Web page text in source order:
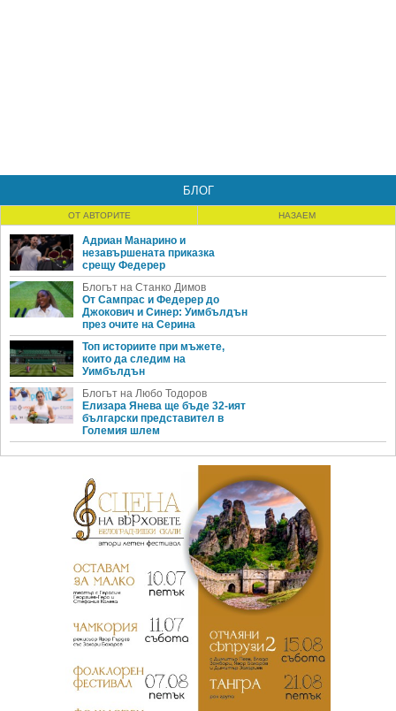
БЛОГ
ОТ АВТОРИТЕ НАЗАЕМ
Адриан Манарино и
незавършената приказка
срещу Федерер
Блогът на Станко Димов
От Сампрас и Федерер до
Джокович и Синер: Уимбълдън
през очите на Серина
Топ историите при мъжете,
които да следим на
Уимбълдън
Блогът на Любо Тодоров
Елизара Янева ще бъде 32-ият
български представител в
Големия шлем